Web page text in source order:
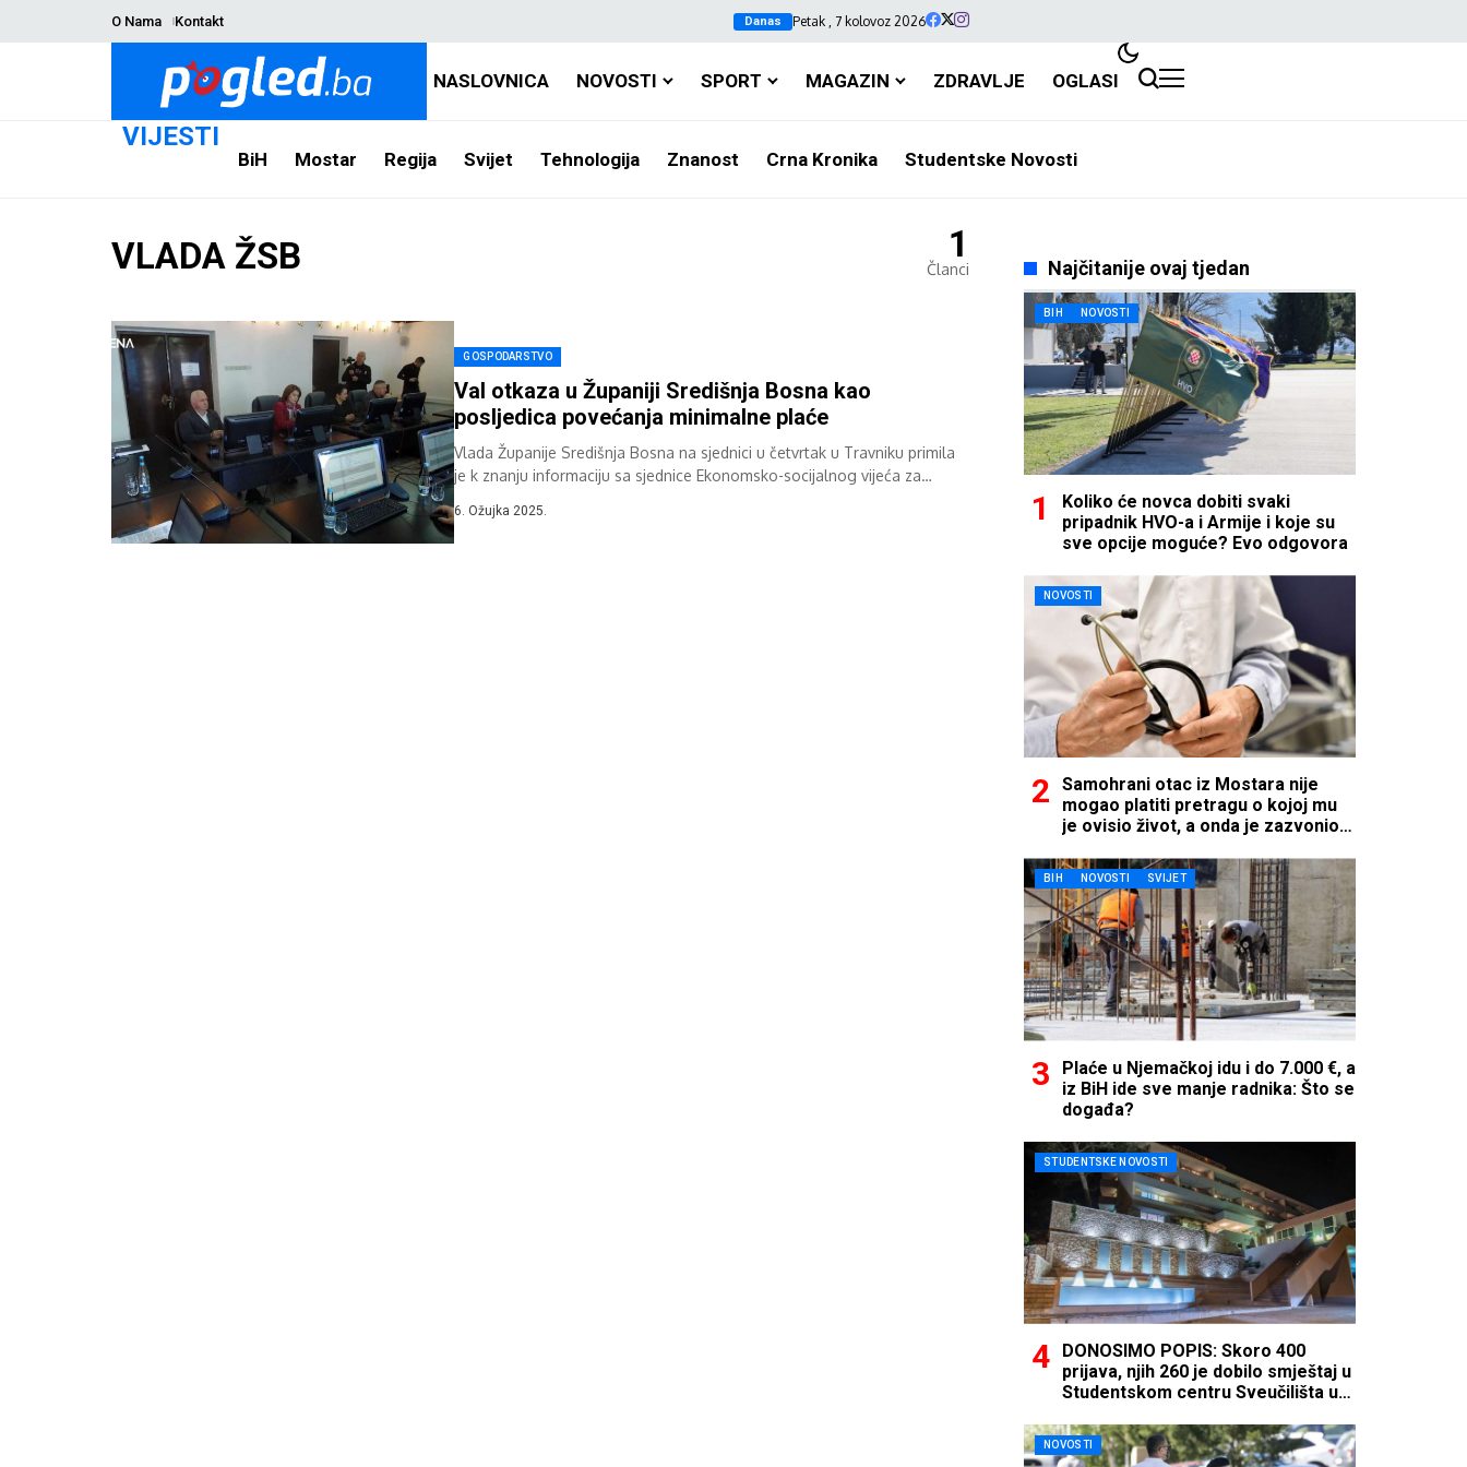
O Nama Kontakt Danas Petak , 7 kolovoz 2026
NASLOVNICA NOVOSTI SPORT MAGAZIN ZDRAVLJE OGLASI
VIJESTI
BiH Mostar Regija Svijet Tehnologija Znanost Crna Kronika Studentske Novosti
VLADA ŽSB 1
Članci
GOSPODARSTVO
Val otkaza u Županiji Središnja Bosna kao
posljedica povećanja minimalne plaće
Vlada Županije Središnja Bosna na sjednici u četvrtak u Travniku primila
je k znanju informaciju sa sjednice Ekonomsko-socijalnog vijeća za
6. Ožujka 2025.
Najčitanije ovaj tjedan
BIH NOVOSTI
Koliko će novca dobiti svaki
pripadnik HVO-a i Armije i koje su
sve opcije moguće? Evo odgovora
NOVOSTI
Samohrani otac iz Mostara nije
mogao platiti pretragu o kojoj mu
je ovisio život, a onda je zazvonio
BIH NOVOSTI SVIJET
Plaće u Njemačkoj idu i do 7.000 €, a
iz BiH ide sve manje radnika: Što se
događa?
STUDENTSKE NOVOSTI
DONOSIMO POPIS: Skoro 400
prijava, njih 260 je dobilo smještaj u
Studentskom centru Sveučilišta u
NOVOSTI